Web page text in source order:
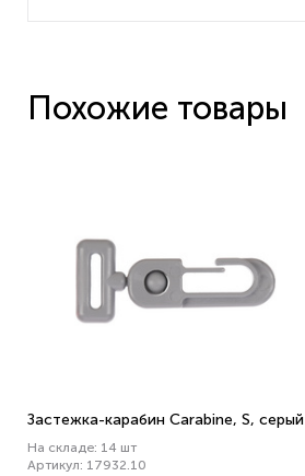
Похожие товары
Застежка-карабин Carabine, S, серый
На складе: 14 шт
Артикул: 17932.10